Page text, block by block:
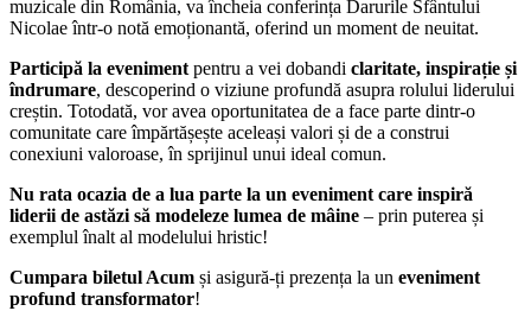
muzicale din România, va încheia conferința Darurile Sfântului
Nicolae într-o notă emoționantă, oferind un moment de neuitat.
Participă la eveniment pentru a vei dobandi claritate, inspirație și
îndrumare, descoperind o viziune profundă asupra rolului liderului
creștin. Totodată, vor avea oportunitatea de a face parte dintr-o
comunitate care împărtășește aceleași valori și de a construi
conexiuni valoroase, în sprijinul unui ideal comun.
Nu rata ocazia de a lua parte la un eveniment care inspiră
liderii de astăzi să modeleze lumea de mâine – prin puterea și
exemplul înalt al modelului hristic!
Cumpara biletul Acum și asigură-ți prezența la un eveniment
profund transformator!